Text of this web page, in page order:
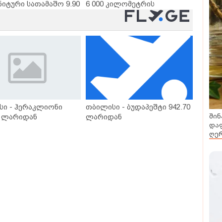
სათამაშო 9.90
6 000 კილომეტრის
დაშორებით,
ტელერობოტული ოპერაცია
ჩაატარა - ისტორია
დაწერილია
- ჰერაკლიონი
ლარიდან
თბილისი - ბუდაპეშტი 942.70
ლარიდან